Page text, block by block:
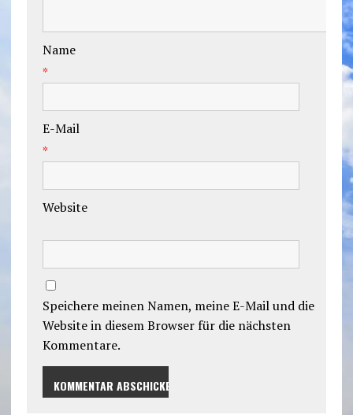
Name
*
E-Mail
*
Website
Speichere meinen Namen, meine E-Mail und die
Website in diesem Browser für die nächsten
Kommentare.